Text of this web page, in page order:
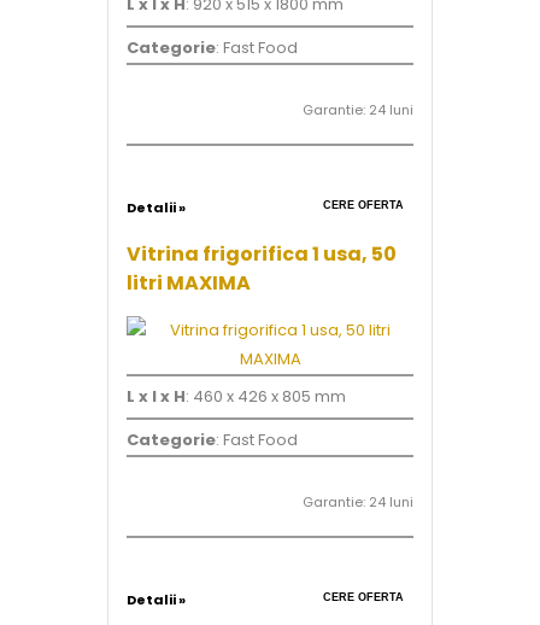
Categorie: Fast Food
Garantie: 24 luni
Detalii » CERE OFERTA
Vitrina frigorifica 1 usa, 50
litri MAXIMA
L x l x H: 460 x 426 x 805 mm
Categorie: Fast Food
Garantie: 24 luni
Detalii » CERE OFERTA